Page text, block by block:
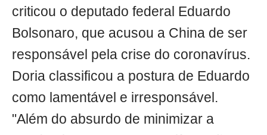
criticou o deputado federal Eduardo
Bolsonaro, que acusou a China de ser
responsável pela crise do coronavírus.
Doria classificou a postura de Eduardo
como lamentável e irresponsável.
"Além do absurdo de minimizar a